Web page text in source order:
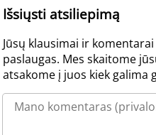
Išsiųsti atsiliepimą
Jūsų klausimai ir
paslaugas. Mes skaitome
atsakome į juos kiek galima